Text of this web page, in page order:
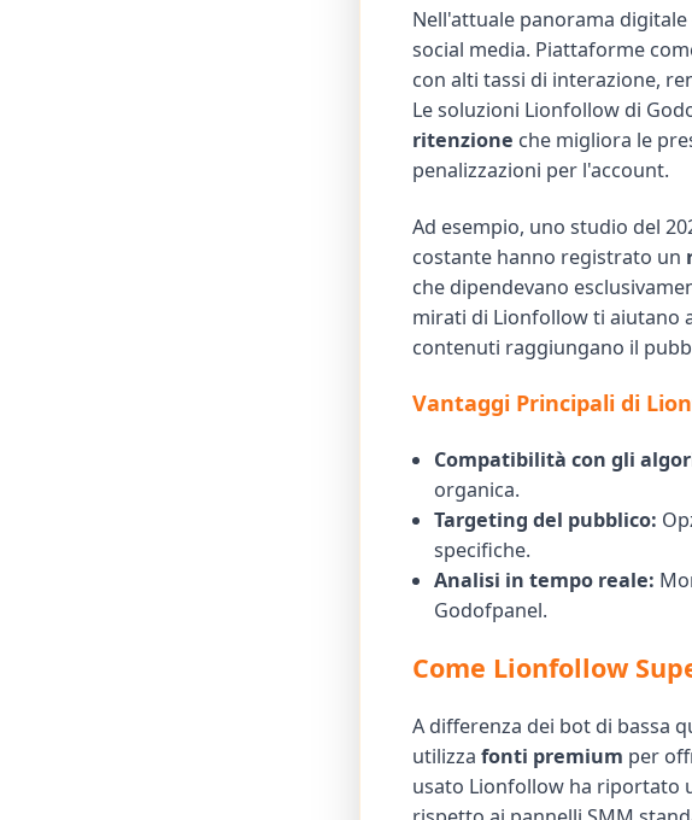
Nell'attuale panorama
social media. Piattaforme
con alti tassi di interazione,
Le soluzioni Lionfollow di
ritenzione che migliora le
penalizzazioni per l'account.
Ad esempio, uno studio del
costante hanno registrato un
che dipendevano
mirati di Lionfollow ti aiutano
contenuti raggiungano il
Vantaggi Principali di
Compatibilità con gli
organica.
Targeting del pubblico:
specifiche.
Analisi in tempo reale:
Godofpanel.
Come Lionfollow
A differenza dei bot di bassa
utilizza fonti premium per
usato Lionfollow ha riportato